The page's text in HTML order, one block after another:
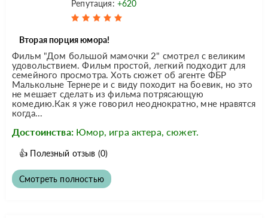
Репутация: +620
Вторая порция юмора!
Фильм "Дом большой мамочки 2" смотрел с великим
удовольствием. Фильм простой, легкий подходит для
семейного просмотра. Хоть сюжет об агенте ФБР
Малькольне Тернере и с виду походит на боевик, но это
не мешает сделать из фильма потрясающую
комедию.Как я уже говорил неоднократно, мне нравятся
когда...
Достоинства: Юмор, игра актера, сюжет.
👍 Полезный отзыв (0)
Смотреть полностью